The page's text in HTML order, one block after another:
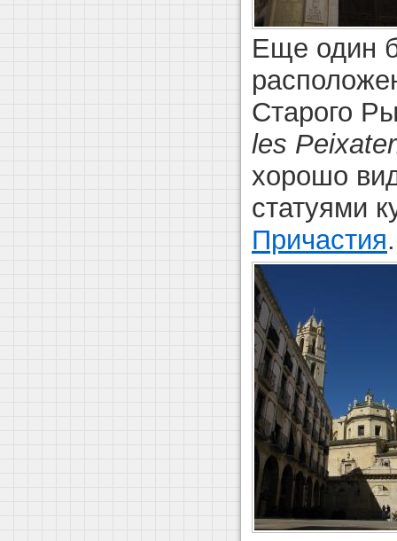
Еще один
Старого
les
хорошо
статуями
Причастия.